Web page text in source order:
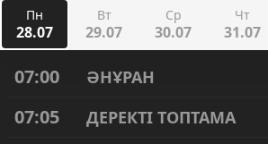
Пн
28.07
Вт
29.07
Ср
30.07
Чт
31.07
07:00 ӘНҰРАН
07:05 ДЕРЕКТІ ТОПТАМА